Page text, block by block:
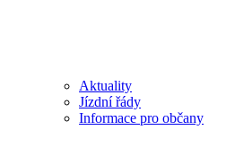
Aktuality
Jízdní řády
Informace pro občany